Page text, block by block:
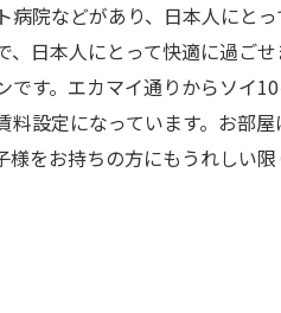
院などがあり、日本人にと
日本人にとって快適に過ごせ
す。エカマイ通りからソイ
設定になっています。お部
をお持ちの方にもうれしい限